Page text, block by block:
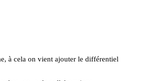
à cela on vient ajouter le différentiel